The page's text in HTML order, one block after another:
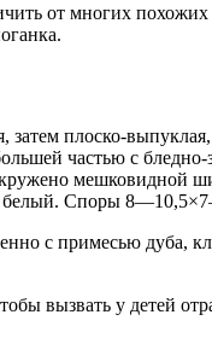
от многих
плоско-
частью с
мешковидной
Споры
с примесью дуба,
вызвать у детей